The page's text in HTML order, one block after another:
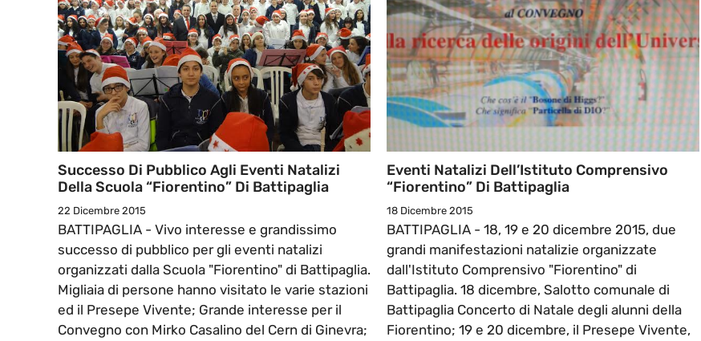
Successo Di Pubblico Agli Eventi Natalizi
Della Scuola “Fiorentino” Di Battipaglia
22 Dicembre 2015
BATTIPAGLIA - Vivo interesse e grandissimo
successo di pubblico per gli eventi natalizi
organizzati dalla Scuola "Fiorentino" di Battipaglia.
Migliaia di persone hanno visitato le varie stazioni
ed il Presepe Vivente; Grande interesse per il
Convegno con Mirko Casalino del Cern di Ginevra;
Eventi Natalizi Dell’Istituto Comprensivo
“Fiorentino” Di Battipaglia
18 Dicembre 2015
BATTIPAGLIA - 18, 19 e 20 dicembre 2015, due
grandi manifestazioni natalizie organizzate
dall'Istituto Comprensivo "Fiorentino" di
Battipaglia. 18 dicembre, Salotto comunale di
Battipaglia Concerto di Natale degli alunni della
Fiorentino; 19 e 20 dicembre, il Presepe Vivente,